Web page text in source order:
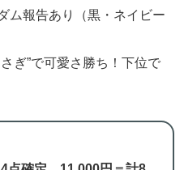
ム報告あり（黒・ネイビー
ぎ”で可愛さ勝ち！下位で